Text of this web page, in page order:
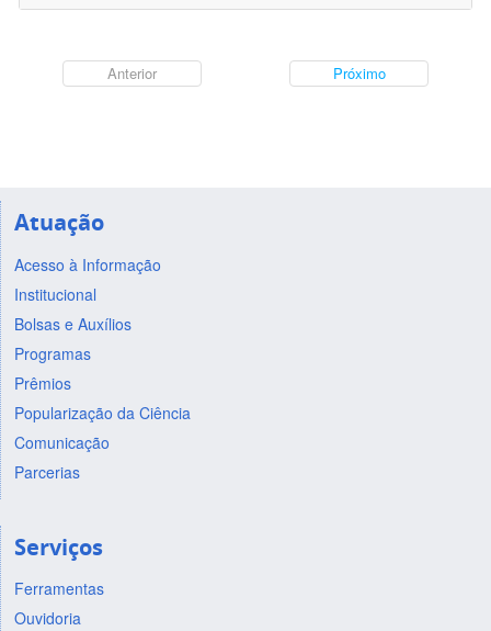
Anterior Próximo
Atuação
Acesso à Informação
Institucional
Bolsas e Auxílios
Programas
Prêmios
Popularização da Ciência
Comunicação
Parcerias
Serviços
Ferramentas
Ouvidoria